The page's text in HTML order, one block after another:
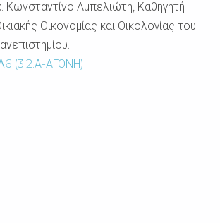
Κωνσταντίνο Αμπελιώτη, Καθηγητή
Οικονομίας και Οικολογίας του
(3.2.Α-ΑΓΟΝΗ)